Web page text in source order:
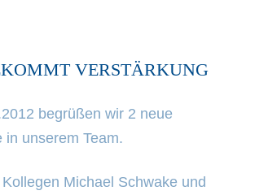
VERSTÄRKUNG
begrüßen wir 2 neue
in unserem Team.
Michael Schwake und